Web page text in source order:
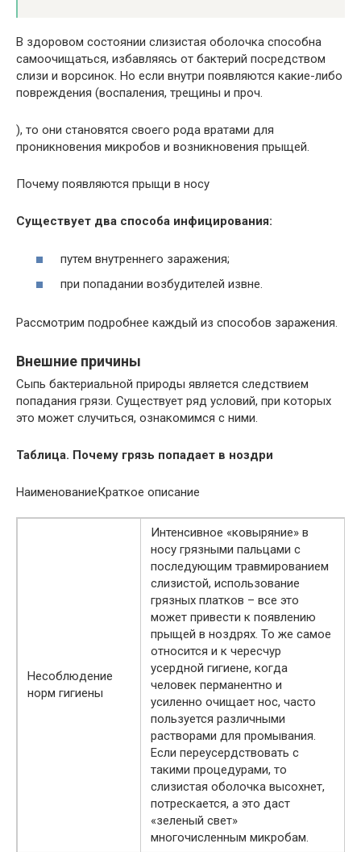
В здоровом состоянии слизистая оболочка способна
самоочищаться, избавляясь от бактерий посредством
слизи и ворсинок. Но если внутри появляются какие-либо
повреждения (воспаления, трещины и проч.
), то они становятся своего рода вратами для
проникновения микробов и возникновения прыщей.
Почему появляются прыщи в носу
Существует два способа инфицирования:
путем внутреннего заражения;
при попадании возбудителей извне.
Рассмотрим подробнее каждый из способов заражения.
Внешние причины
Сыпь бактериальной природы является следствием
попадания грязи. Существует ряд условий, при которых
это может случиться, ознакомимся с ними.
Таблица. Почему грязь попадает в ноздри
НаименованиеКраткое описание
Несоблюдение
норм гигиены
Интенсивное «ковыряние» в
носу грязными пальцами с
последующим травмированием
слизистой, использование
грязных платков – все это
может привести к появлению
прыщей в ноздрях. То же самое
относится и к чересчур
усердной гигиене, когда
человек перманентно и
усиленно очищает нос, часто
пользуется различными
растворами для промывания.
Если переусердствовать с
такими процедурами, то
слизистая оболочка высохнет,
потрескается, а это даст
«зеленый свет»
многочисленным микробам.